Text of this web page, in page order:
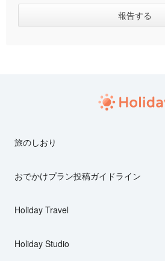
旅のしおり
おでかけプラン投稿ガイドライン
Holiday Travel
Holiday Studio